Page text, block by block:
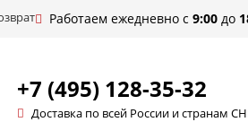
Работаем ежедневно с 9:00 до
+7 (495) 128-35-32
Доставка по всей России и странам